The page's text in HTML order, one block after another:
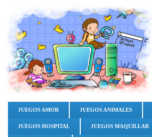
JUEGOS AMOR JUEGOS ANIMALES
JUEGOS HOSPITAL JUEGOS MAQUILLAR